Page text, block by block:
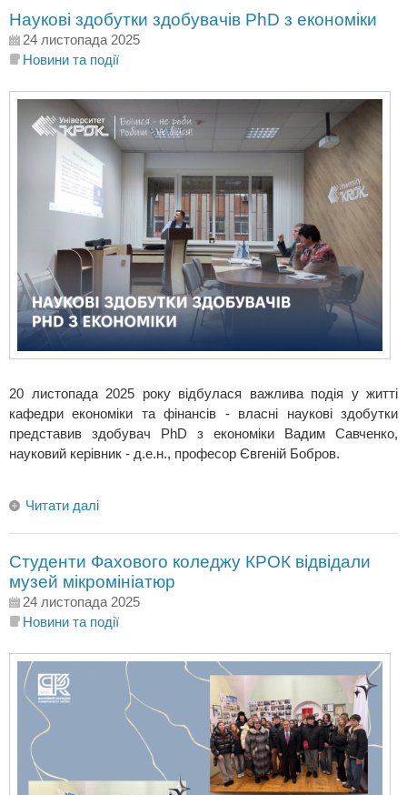
Наукові здобутки здобувачів PhD з економіки
24 листопада 2025
Новини та події
20 листопада 2025 року відбулася важлива подія у житті
кафедри економіки та фінансів - власні наукові здобутки
представив здобувач PhD з економіки Вадим Савченко,
науковий керівник - д.е.н., професор Євгеній Бобров.
Читати далі
Студенти Фахового коледжу КРОК відвідали
музей мікромініатюр
24 листопада 2025
Новини та події